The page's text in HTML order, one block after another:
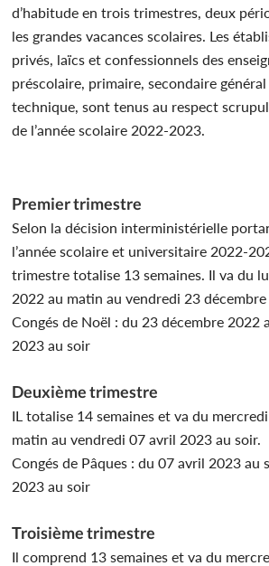
d’habitude en trois trimestres, deux
les grandes vacances scolaires. Les
privés, laïcs et confessionnels des
préscolaire, primaire, secondaire
technique, sont tenus au respect
de l’année scolaire 2022-2023.
Premier trimestre
Selon la décision interministérielle
l’année scolaire et universitaire 2022-
trimestre totalise 13 semaines. Il va du
2022 au matin au vendredi 23
Congés de Noël : du 23 décembre 2022
2023 au soir
Deuxième trimestre
IL totalise 14 semaines et va du
matin au vendredi 07 avril 2023 au soir.
Congés de Pâques : du 07 avril 2023 au
2023 au soir
Troisième trimestre
Il comprend 13 semaines et va du